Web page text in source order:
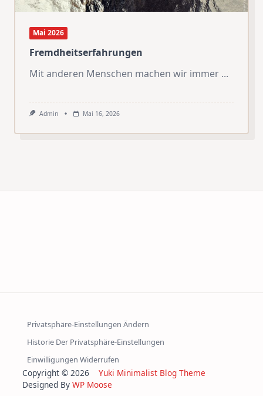
Mai 2026
Fremdheitserfahrungen
Mit anderen Menschen machen wir immer ...
Admin Mai 16, 2026
Privatsphäre-Einstellungen Ändern
Historie Der Privatsphäre-Einstellungen
Einwilligungen Widerrufen
Copyright © 2026 Yuki Minimalist Blog Theme
Designed By WP Moose